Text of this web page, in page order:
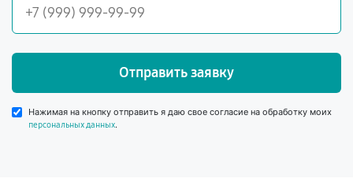
Отправить заявку
Нажимая на кнопку отправить я даю свое согласие на обработку моих
персональных данных.